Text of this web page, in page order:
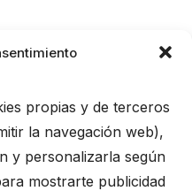
propias y de terceros
la navegación web),
y personalizarla según
mostrarte publicidad
All rights reserved